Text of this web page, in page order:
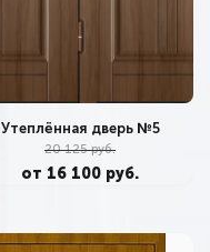
Утеплённая дверь №5
20 125 руб.
от 16 100 руб.